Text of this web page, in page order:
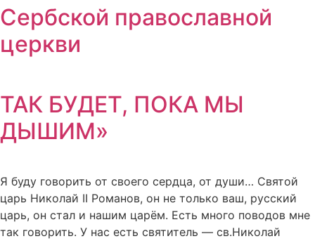
Сербской православной
церкви
ТАК БУДЕТ, ПОКА МЫ
ДЫШИМ»
Я буду говорить от своего сердца, от души… Святой
царь Николай II Романов, он не только ваш, русский
царь, он стал и нашим царём. Есть много поводов мне
так говорить. У нас есть святитель — св.Николай